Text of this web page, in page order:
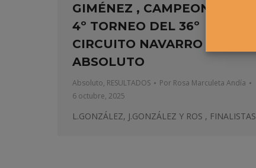
GIMÉNEZ , CAMPEONES DEL
4º TORNEO DEL 36º
CIRCUITO NAVARRO
ABSOLUTO
Absoluto, RESULTADOS Por Rosa Marculeta Andía
6 octubre, 2025
L.GONZÁLEZ, J.GONZÁLEZ Y ROS , FINALISTAS